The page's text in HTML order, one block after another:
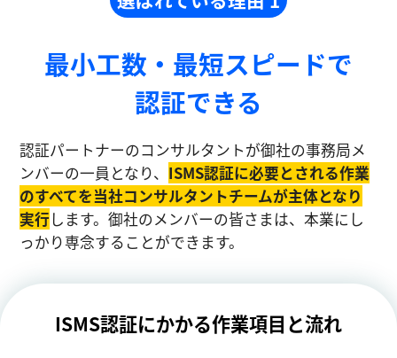
最小工数・最短スピードで
認証できる
認証パートナーのコンサルタントが御社の事務局メ
ンバーの一員となり、 ISMS認証に必要とされる作業
のすべてを当社コンサルタントチームが主体となり
実⾏ します。御社のメンバーの皆さまは、本業にし
っかり専念することができます。
ISMS認証にかかる作業項目と流れ